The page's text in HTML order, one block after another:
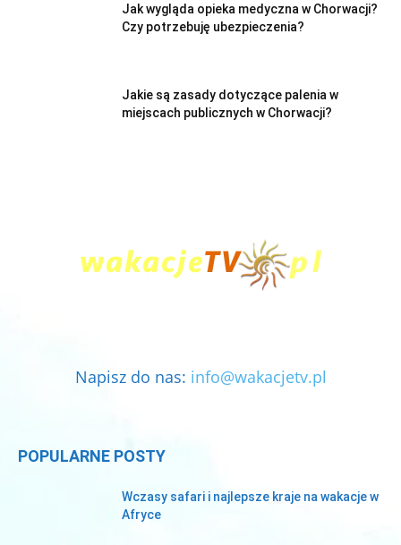
Jak wygląda opieka medyczna w Chorwacji?
Czy potrzebuję ubezpieczenia?
Jakie są zasady dotyczące palenia w
miejscach publicznych w Chorwacji?
Napisz do nas: info@wakacjetv.pl
POPULARNE POSTY
Wczasy safari i najlepsze kraje na wakacje w
Afryce